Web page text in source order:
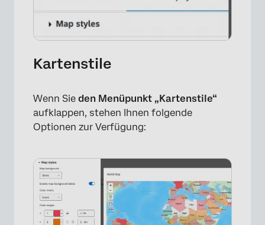
×
Kartenstile
Wenn Sie den Menüpunkt „Kartenstile“
aufklappen, stehen Ihnen folgende
Optionen zur Verfügung: